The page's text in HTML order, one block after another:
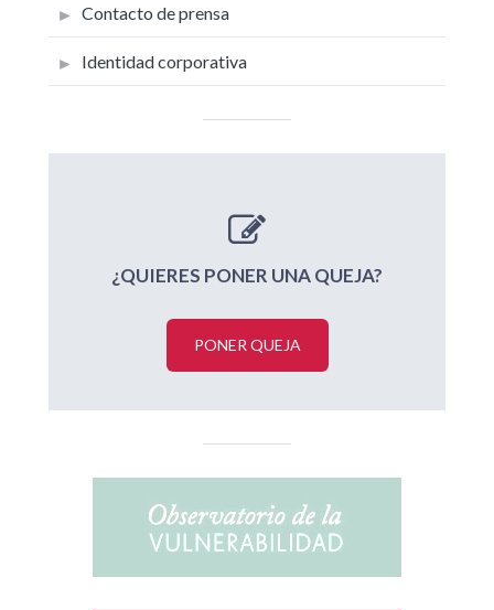
Contacto de prensa
Identidad corporativa
¿QUIERES PONER UNA QUEJA?
PONER QUEJA